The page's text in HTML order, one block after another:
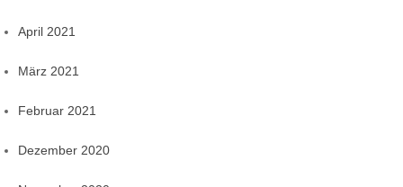
April 2021
März 2021
Februar 2021
Dezember 2020